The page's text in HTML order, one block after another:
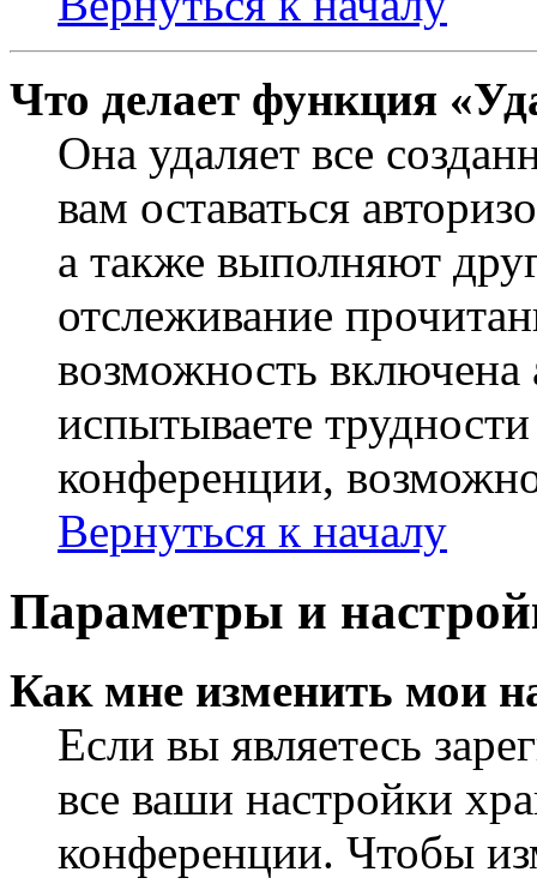
Что делает функция
Она удаляет все
вам оставаться
а также выполняют
отслеживание
возможность
испытываете
конференции,
Вернуться к началу
Параметры и
Как мне изменить мои
Если вы являетесь
все ваши настройки
конференции. Чтобы